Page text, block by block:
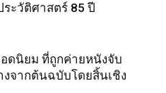
ระวัติศาสตร์ 85 ปี
ดนิยม ที่ถูกค่ายหนังจับ
งจากต้นฉบับโดยสิ้นเชิง